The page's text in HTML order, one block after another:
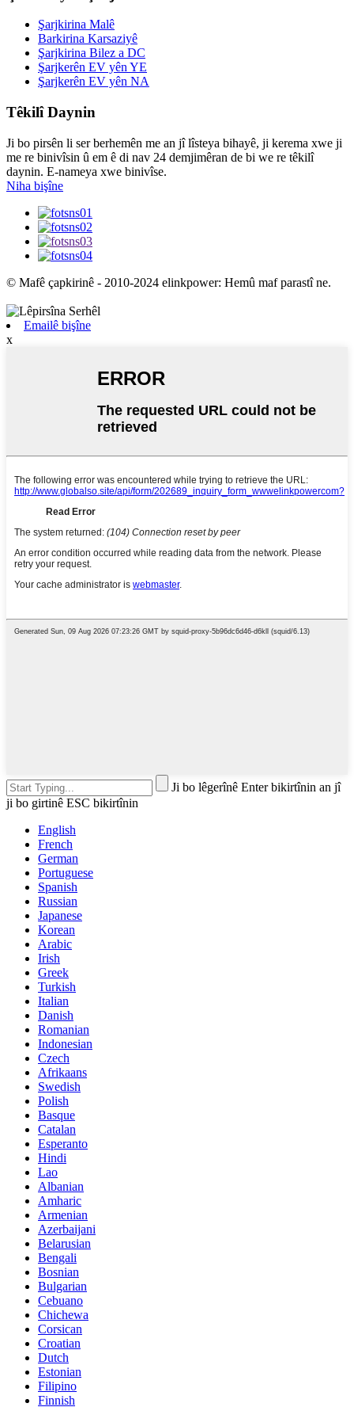
Şarjkirina Malê
Barkirina Karsaziyê
Şarjkirina Bilez a DC
Şarjkerên EV yên YE
Şarjkerên EV yên NA
Têkilî Daynin
Ji bo pirsên li ser berhemên me an jî lîsteya bihayê, ji kerema xwe ji
me re binivîsin û em ê di nav 24 demjimêran de bi we re têkilî
daynin. E-nameya xwe binivîse.
Niha bişîne
© Mafê çapkirinê - 2010-2024 elinkpower: Hemû maf parastî ne.
Emailê bişîne
x
Ji bo lêgerînê Enter bikirtînin an jî
ji bo girtinê ESC bikirtînin
English
French
German
Portuguese
Spanish
Russian
Japanese
Korean
Arabic
Irish
Greek
Turkish
Italian
Danish
Romanian
Indonesian
Czech
Afrikaans
Swedish
Polish
Basque
Catalan
Esperanto
Hindi
Lao
Albanian
Amharic
Armenian
Azerbaijani
Belarusian
Bengali
Bosnian
Bulgarian
Cebuano
Chichewa
Corsican
Croatian
Dutch
Estonian
Filipino
Finnish